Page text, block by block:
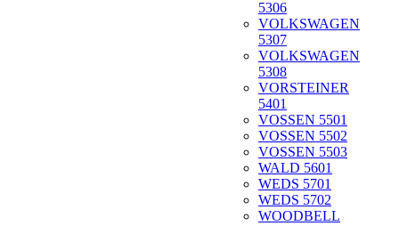
5306
VOLKSWAGEN
5307
VOLKSWAGEN
5308
VORSTEINER
5401
VOSSEN 5501
VOSSEN 5502
VOSSEN 5503
WALD 5601
WEDS 5701
WEDS 5702
WOODBELL